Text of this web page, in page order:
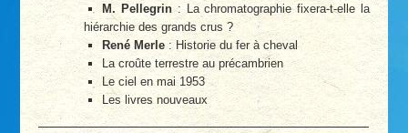
M. Pellegrin : La chromatographie fixera-t-elle la
hiérarchie des grands crus ?
René Merle : Historie du fer à cheval
La croûte terrestre au précambrien
Le ciel en mai 1953
Les livres nouveaux